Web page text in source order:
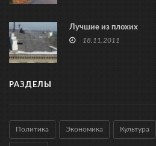
Лучшие из плохих
18.11.2011
РАЗДЕЛЫ
Политика Экономика Культура